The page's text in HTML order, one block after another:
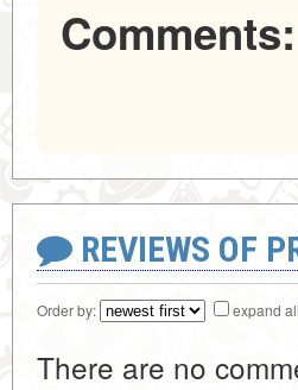
Comments:
REVIEWS OF
Order by: expand all
There are no